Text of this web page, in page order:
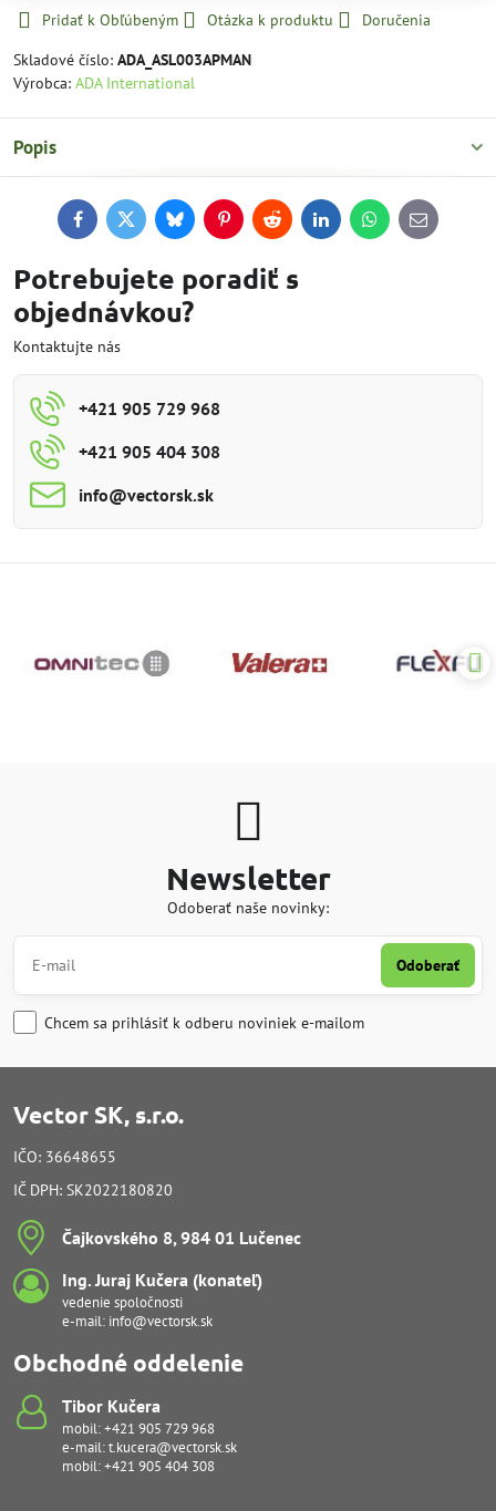
Pridať k Obľúbeným Otázka k produktu
Doručenia
Skladové číslo: ADA_ASL003APMAN
Výrobca: ADA International
Popis
FacebookTwitterBlueskyPinterestReddit LinkedInWhatsApp
E-
mail
Potrebujete poradiť s
objednávkou?
Kontaktujte nás
+421 905 729 968
+421 905 404 308
info​@vectorsk​.sk
Newsletter
Odoberať naše novinky:
Odoberať
Chcem sa prihlásiť k odberu noviniek e-mailom
Vector SK, s.r.o.
IČO: 36648655
IČ DPH: SK2022180820
Čajkovského 8, 984 01 Lučenec
Ing​. Juraj Kučera (konateľ)
vedenie spoločnosti
e-mail: info@vectorsk.sk
Obchodné oddelenie
Tibor Kučera
mobil:+421 905 729 968
e-mail:t.kucera@vectorsk.sk
mobil:+421 905 404 308